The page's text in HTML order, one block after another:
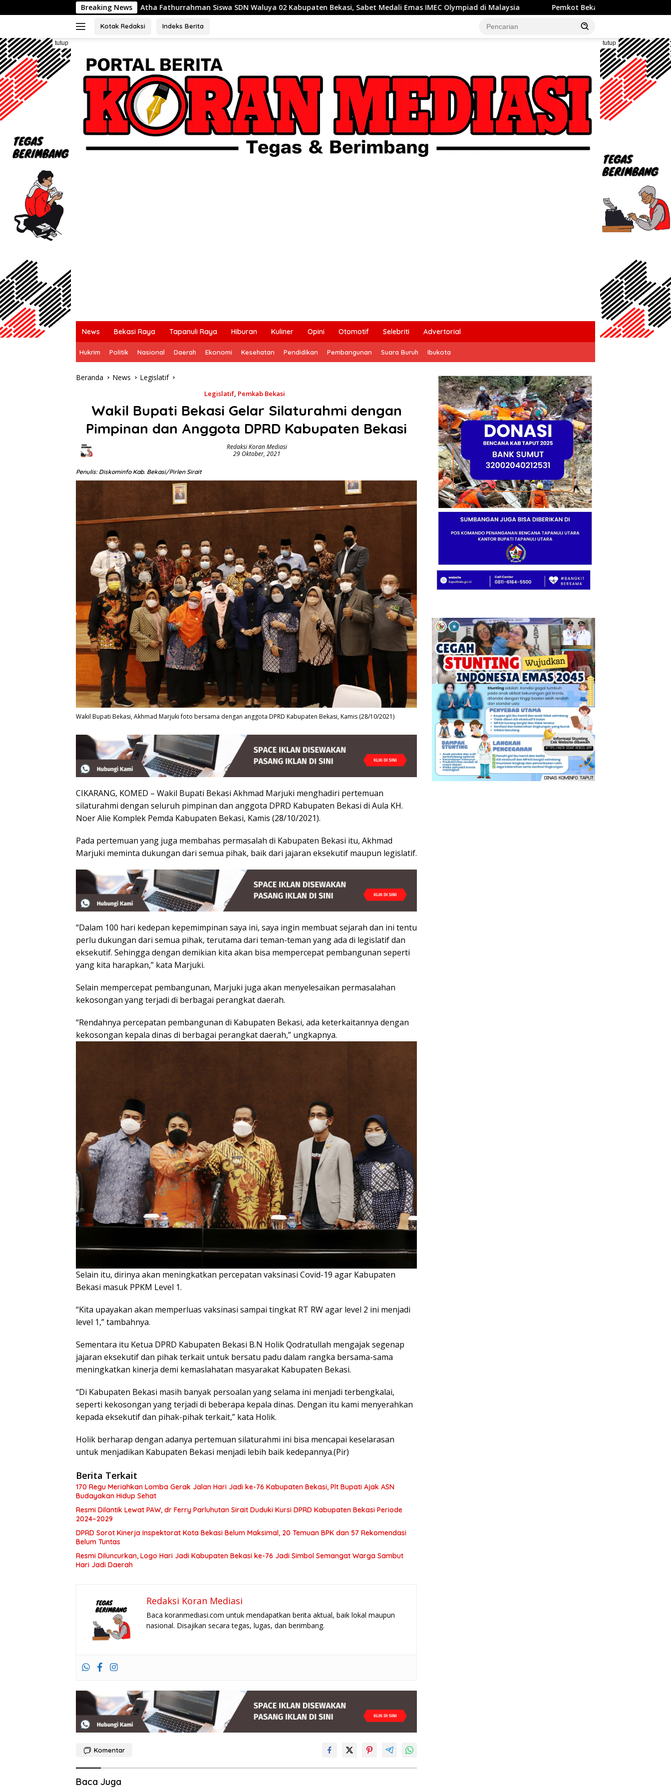
ke
Breaking News
Atha Fathurrahman Siswa SDN Waluya 02 Kabupaten Bekasi, Sabet Medali Emas IMEC Olympiad di Malaysia Pemkot Bekasi Jalin Kerja Sama Pengelolaan Sampah
Kotak Redaksi Indeks Berita
tutup tutup
News Bekasi Raya Tapanuli Raya Hiburan Kuliner Opini Otomotif Selebriti Advertorial
Hukrim Politik Nasional Daerah Ekonomi Kesehatan Pendidikan Pembangunan Suara Buruh Ibukota
Beranda News Legislatif
Legislatif, Pemkab Bekasi
Wakil Bupati Bekasi Gelar Silaturahmi dengan
Pimpinan dan Anggota DPRD Kabupaten Bekasi
Redaksi Koran Mediasi
29 Oktober, 2021
Penulis: Diskominfo Kab. Bekasi/Pirlen Sirait
Wakil Bupati Bekasi, Akhmad Marjuki foto bersama dengan anggota DPRD Kabupaten Bekasi, Kamis (28/10/2021)
CIKARANG, KOMED – Wakil Bupati Bekasi Akhmad Marjuki menghadiri pertemuan
silaturahmi dengan seluruh pimpinan dan anggota DPRD Kabupaten Bekasi di Aula KH.
Noer Alie Komplek Pemda Kabupaten Bekasi, Kamis (28/10/2021).
Pada pertemuan yang juga membahas permasalah di Kabupaten Bekasi itu, Akhmad
Marjuki meminta dukungan dari semua pihak, baik dari jajaran eksekutif maupun legislatif.
“Dalam 100 hari kedepan kepemimpinan saya ini, saya ingin membuat sejarah dan ini tentu
perlu dukungan dari semua pihak, terutama dari teman-teman yang ada di legislatif dan
eksekutif. Sehingga dengan demikian kita akan bisa mempercepat pembangunan seperti
yang kita harapkan,” kata Marjuki.
Selain mempercepat pembangunan, Marjuki juga akan menyelesaikan permasalahan
kekosongan yang terjadi di berbagai perangkat daerah.
“Rendahnya percepatan pembangunan di Kabupaten Bekasi, ada keterkaitannya dengan
kekosongan kepala dinas di berbagai perangkat daerah,” ungkapnya.
Selain itu, dirinya akan meningkatkan percepatan vaksinasi Covid-19 agar Kabupaten
Bekasi masuk PPKM Level 1.
“Kita upayakan akan memperluas vaksinasi sampai tingkat RT RW agar level 2 ini menjadi
level 1,” tambahnya.
Sementara itu Ketua DPRD Kabupaten Bekasi B.N Holik Qodratullah mengajak segenap
jajaran eksekutif dan pihak terkait untuk bersatu padu dalam rangka bersama-sama
meningkatkan kinerja demi kemaslahatan masyarakat Kabupaten Bekasi.
“Di Kabupaten Bekasi masih banyak persoalan yang selama ini menjadi terbengkalai,
seperti kekosongan yang terjadi di beberapa kepala dinas. Dengan itu kami menyerahkan
kepada eksekutif dan pihak-pihak terkait,” kata Holik.
Holik berharap dengan adanya pertemuan silaturahmi ini bisa mencapai keselarasan
untuk menjadikan Kabupaten Bekasi menjadi lebih baik kedepannya.(Pir)
Berita Terkait
170 Regu Meriahkan Lomba Gerak Jalan Hari Jadi ke-76 Kabupaten Bekasi, Plt Bupati Ajak ASN
Budayakan Hidup Sehat
Resmi Dilantik Lewat PAW, dr Ferry Parluhutan Sirait Duduki Kursi DPRD Kabupaten Bekasi Periode
2024–2029
DPRD Sorot Kinerja Inspektorat Kota Bekasi Belum Maksimal, 20 Temuan BPK dan 57 Rekomendasi
Belum Tuntas
Resmi Diluncurkan, Logo Hari Jadi Kabupaten Bekasi ke-76 Jadi Simbol Semangat Warga Sambut
Hari Jadi Daerah
Redaksi Koran Mediasi
Baca koranmediasi.com untuk mendapatkan berita aktual, baik lokal maupun
nasional. Disajikan secara tegas, lugas, dan berimbang.
Komentar
Baca Juga